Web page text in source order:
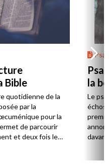
Bible
quotidienne de la
par la
pour la
de parcourir
et deux fois le
la
Le
échos